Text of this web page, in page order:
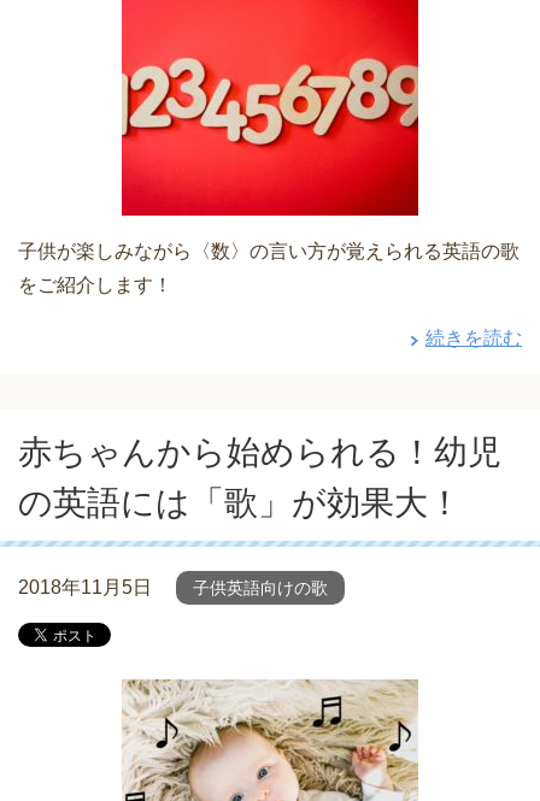
子供が楽しみながら〈数〉の言い方が覚えられる英語の歌
をご紹介します！
続きを読む
赤ちゃんから始められる！幼児
の英語には「歌」が効果大！
2018年11月5日 子供英語向けの歌